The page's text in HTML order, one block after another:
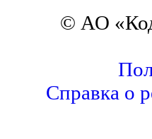
© АО
Справка о